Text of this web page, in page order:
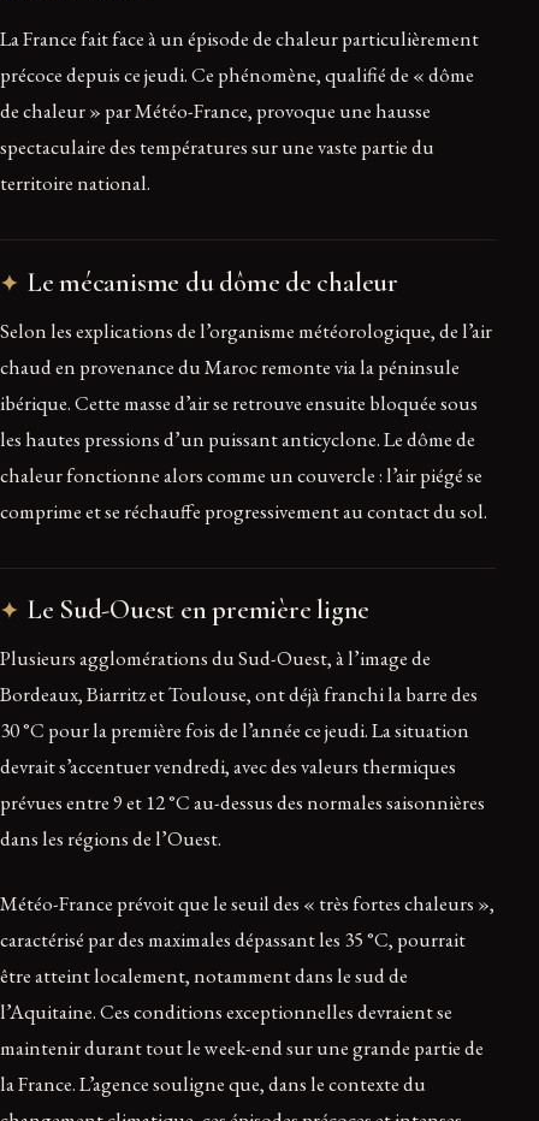
La France fait face à un épisode de chaleur particulièrement
précoce depuis ce jeudi. Ce phénomène, qualifié de « dôme
de chaleur » par Météo-France, provoque une hausse
spectaculaire des températures sur une vaste partie du
territoire national.
Le mécanisme du dôme de chaleur
Selon les explications de l’organisme météorologique, de l’air
chaud en provenance du Maroc remonte via la péninsule
ibérique. Cette masse d’air se retrouve ensuite bloquée sous
les hautes pressions d’un puissant anticyclone. Le dôme de
chaleur fonctionne alors comme un couvercle : l’air piégé se
comprime et se réchauffe progressivement au contact du sol.
Le Sud-Ouest en première ligne
Plusieurs agglomérations du Sud-Ouest, à l’image de
Bordeaux, Biarritz et Toulouse, ont déjà franchi la barre des
30 °C pour la première fois de l’année ce jeudi. La situation
devrait s’accentuer vendredi, avec des valeurs thermiques
prévues entre 9 et 12 °C au-dessus des normales saisonnières
dans les régions de l’Ouest.
Météo-France prévoit que le seuil des « très fortes chaleurs »,
caractérisé par des maximales dépassant les 35 °C, pourrait
être atteint localement, notamment dans le sud de
l’Aquitaine. Ces conditions exceptionnelles devraient se
maintenir durant tout le week-end sur une grande partie de
la France. L’agence souligne que, dans le contexte du